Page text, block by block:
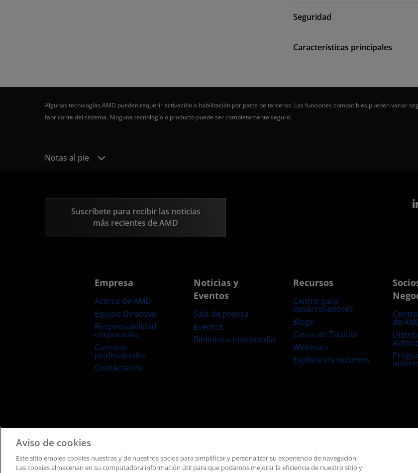
Seguridad
Características principales
Algunas tecnologías AMD pueden requerir activación o habilitación por parte de terceros. Las funciones compatibles pueden variar
fabricante del sistema. Ninguna tecnología o producto puede ser completamente seguro.
Notas al pie
Suscríbete para recibir las noticias
más recientes de AMD
Empresa
Acerca de AMD
Equipo Directivo
Responsabilidad
corporativa
Carreras
profesionales
Contáctanos
Noticias y
Eventos
Sala de prensa
Eventos
Biblioteca multimedia
Recursos
Centro para
desarrolladores
Blogs
Casos de Estudio
Webinars
Explora los recursos
de
Términos y Condiciones
Aviso de cookies
Este sitio emplea cookies nuestras y de nuestros socios para simplificar y personalizar su experiencia de navegación.
Las cookies almacenan en su computadora información útil para que podamos mejorar la eficiencia de nuestro sitio y